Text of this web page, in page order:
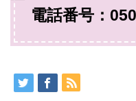
電話番号：